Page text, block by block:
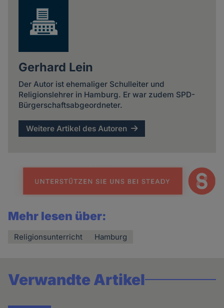
Gerhard Lein
Der Autor ist ehemaliger Schulleiter und
Religionslehrer in Hamburg. Er war zudem SPD-
Bürgerschaftsabgeordneter.
Weitere Artikel des Autoren
Mehr lesen über:
Religionsunterricht Hamburg
Verwandte Artikel